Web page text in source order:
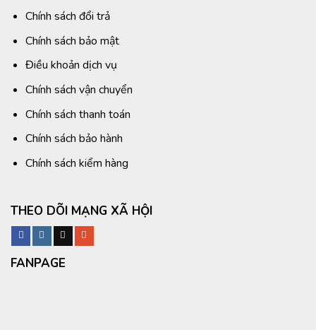
Chính sách đổi trả
Chính sách bảo mật
Điều khoản dịch vụ
Chính sách vận chuyển
Chính sách thanh toán
Chính sách bảo hành
Chính sách kiểm hàng
THEO DÕI MẠNG XÃ HỘI
FANPAGE